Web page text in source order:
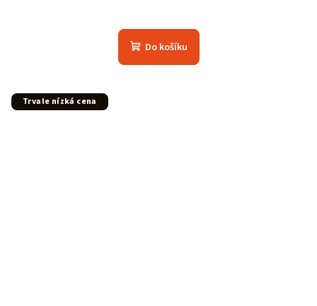
hodnocení
produktu
Do košíku
Trvale nízká cena